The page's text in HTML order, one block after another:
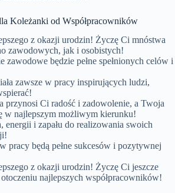
Koleżanki od Współpracowników
z okazji urodzin! Życzę Ci mnóstwa
zawodowych, jak i osobistych!
zawodowe będzie pełne spełnionych celów i
zawsze w pracy inspirujących ludzi,
przynosi Ci radość i zadowolenie, a Twoja
w najlepszym możliwym kierunku!
energii i zapału do realizowania swoich
pracy będą pełne sukcesów i pozytywnej
z okazji urodzin! Życzę Ci jeszcze
najlepszych współpracowników!